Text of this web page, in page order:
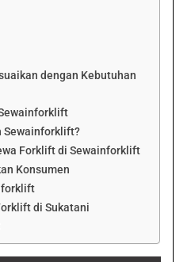
dengan Kebutuhan
Sewainforklift?
Forklift di Sewainforklift
Konsumen
di Sukatani